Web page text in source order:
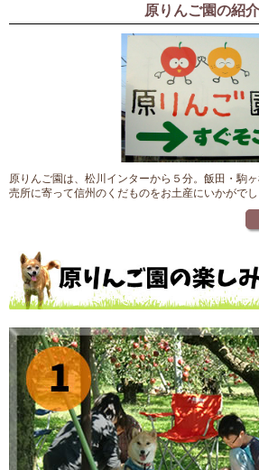
原りんご園の紹介
原りんご園は、松川インターから５分。飯田・駒
売所に寄って信州のくだものをお土産にいかがでし